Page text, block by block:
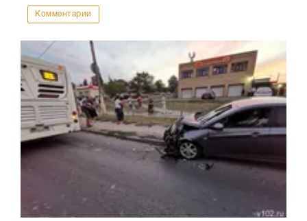
Комментарии